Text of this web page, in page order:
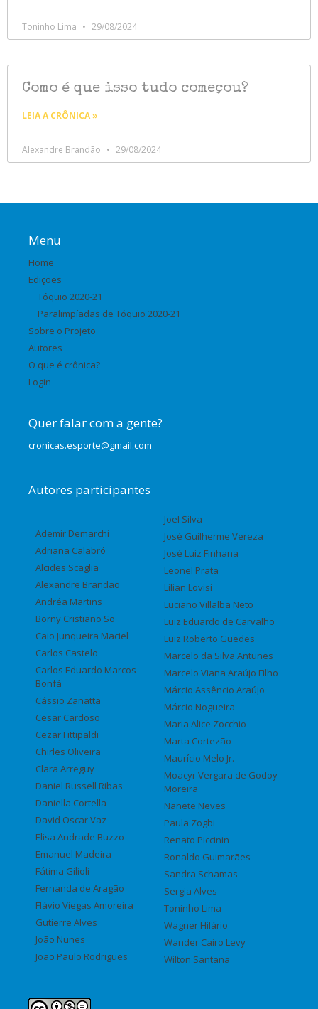
Toninho Lima 29/08/2024
Como é que isso tudo começou?
LEIA A CRÔNICA »
Alexandre Brandão 29/08/2024
Menu
Home
Edições
Tóquio 2020-21
Paralimpíadas de Tóquio 2020-21
Sobre o Projeto
Autores
O que é crônica?
Login
Quer falar com a gente?
cronicas.esporte@gmail.com
Autores participantes
Ademir Demarchi
Adriana Calabró
Alcides Scaglia
Alexandre Brandão
Andréa Martins
Borny Cristiano So
Caio Junqueira Maciel
Carlos Castelo
Carlos Eduardo Marcos
Bonfá
Cássio Zanatta
Cesar Cardoso
Cezar Fittipaldi
Chirles Oliveira
Clara Arreguy
Daniel Russell Ribas
Daniella Cortella
David Oscar Vaz
Elisa Andrade Buzzo
Emanuel Madeira
Fátima Gilioli
Fernanda de Aragão
Flávio Viegas Amoreira
Gutierre Alves
João Nunes
João Paulo Rodrigues
Joel Silva
José Guilherme Vereza
José Luiz Finhana
Leonel Prata
Lilian Lovisi
Luciano Villalba Neto
Luiz Eduardo de Carvalho
Luiz Roberto Guedes
Marcelo da Silva Antunes
Marcelo Viana Araújo Filho
Márcio Assêncio Araújo
Márcio Nogueira
Maria Alice Zocchio
Marta Cortezão
Maurício Melo Jr.
Moacyr Vergara de Godoy
Moreira
Nanete Neves
Paula Zogbi
Renato Piccinin
Ronaldo Guimarães
Sandra Schamas
Sergia Alves
Toninho Lima
Wagner Hilário
Wander Cairo Levy
Wilton Santana